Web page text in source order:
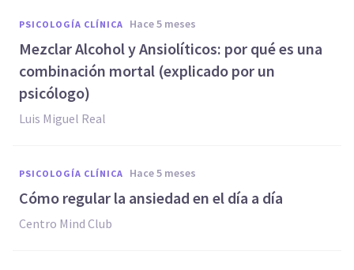
PSICOLOGÍA CLÍNICA hace 5 meses
Mezclar Alcohol y Ansiolíticos: por qué es una
combinación mortal (explicado por un
psicólogo)
Luis Miguel Real
PSICOLOGÍA CLÍNICA hace 5 meses
Cómo regular la ansiedad en el día a día
Centro Mind Club